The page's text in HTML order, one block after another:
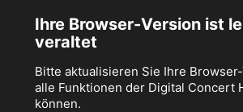
Ihre Browser-Version ist
veraltet
Bitte aktualisieren Sie Ihre
alle Funktionen der Digital Concert
können.